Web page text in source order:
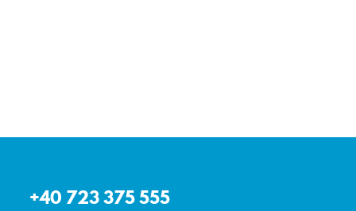
+40 723 375 555